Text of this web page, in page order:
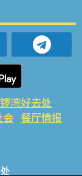
湾好去处
会 餐厅情报